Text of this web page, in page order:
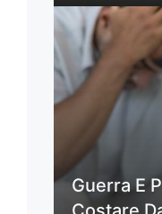
Guerra E